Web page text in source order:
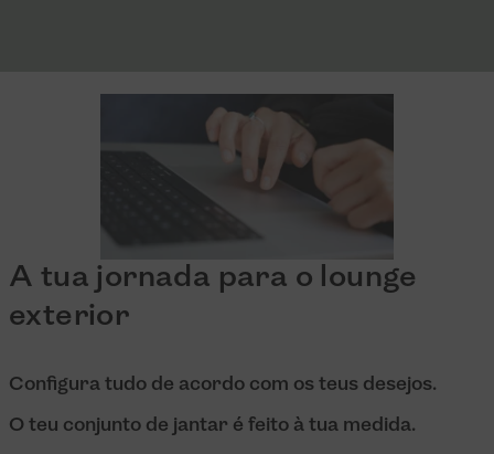
A tua jornada para o lounge
exterior
Configura tudo de acordo com os teus desejos.
O teu conjunto de jantar é feito à tua medida.